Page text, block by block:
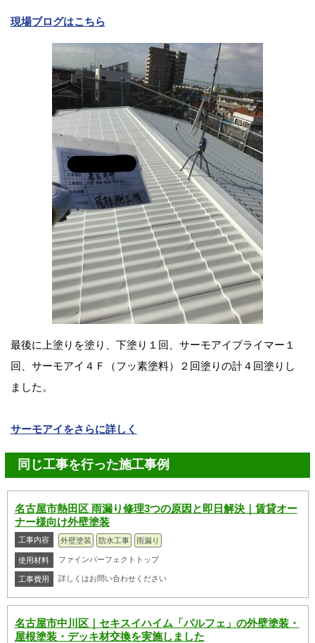
現場ブログはこちら
最後に上塗りを塗り、下塗り１回、サーモアイプライマー１
回、サーモアイ４Ｆ（フッ素塗料）２回塗りの計４回塗りし
ました。
サーモアイをさらに詳しく
同じ工事を行った施工事例
名古屋市熱田区 雨漏り修理3つの原因と即日解決｜賃貸オー
ナー様向け外壁塗装
工事内容 外壁塗装 防水工事 雨漏り
使用材料 ファインパーフェクトトップ
工事費用 詳しくはお問い合わせください
名古屋市中川区｜セキスイハイム「パルフェ」の外壁塗装・
屋根塗装・デッキ材交換を実施しました